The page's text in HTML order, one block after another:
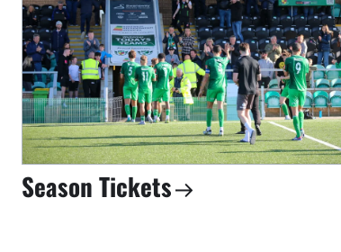
Season Tickets